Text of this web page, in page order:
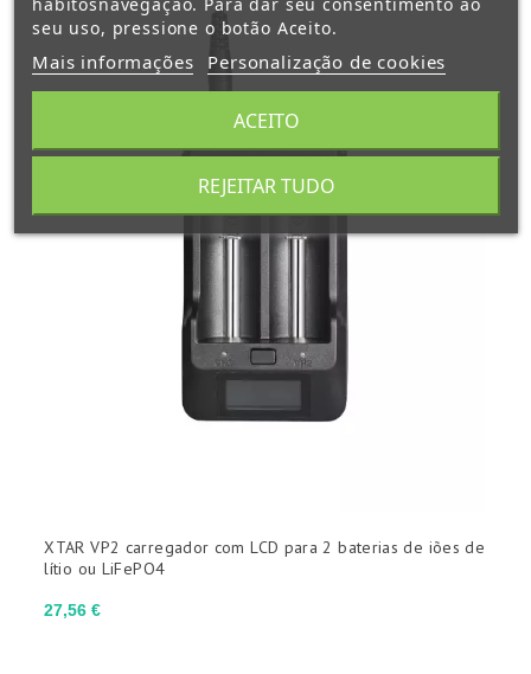
Preço
27,56 €
XTAR VP2 carregador com LCD para 2 baterias de iões de
lítio ou LiFePO4
seu uso, pressione o botão Aceito.
Mais informações Personalização de cookies
REJEITAR TUDO
ACEITO